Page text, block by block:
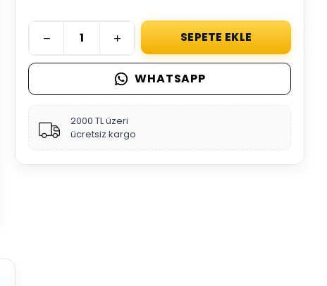
SEPETE EKLE
WHATSAPP
2000 TL üzeri
ücretsiz kargo